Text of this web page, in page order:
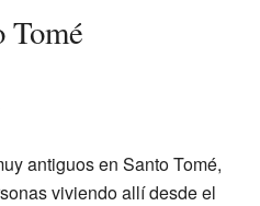
Tomé
antiguos en Santo Tomé,
viviendo allí desde el